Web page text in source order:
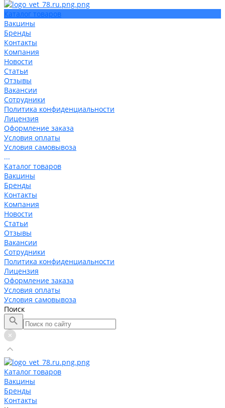
Каталог товаров
Вакцины
Бренды
Контакты
Компания
Новости
Статьи
Отзывы
Вакансии
Сотрудники
Политика конфиденциальности
Лицензия
Оформление заказа
Условия оплаты
Условия самовывоза
...
Каталог товаров
Вакцины
Бренды
Контакты
Компания
Новости
Статьи
Отзывы
Вакансии
Сотрудники
Политика конфиденциальности
Лицензия
Оформление заказа
Условия оплаты
Условия самовывоза
Поиск
Каталог товаров
Вакцины
Бренды
Контакты